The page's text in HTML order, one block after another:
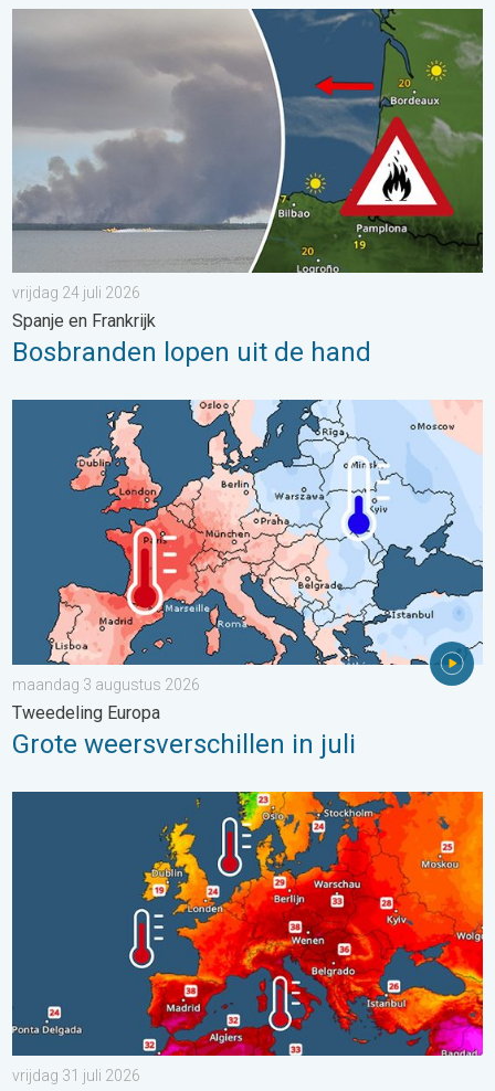
Bosbranden lopen uit de hand. Spanje en Frankrijk. . . vrijdag
vrijdag 24 juli 2026
Spanje en Frankrijk
Bosbranden lopen uit de hand
Grote weersverschillen in juli. Tweedeling Europa. . .
maandag 3 augustus 2026
Tweedeling Europa
Grote weersverschillen in juli
Europese zeeën zijn ongewoon warm. Tot 30 graden. . .
vrijdag 31 juli 2026